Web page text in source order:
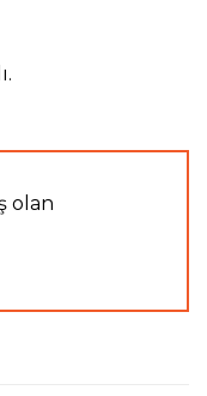
olan